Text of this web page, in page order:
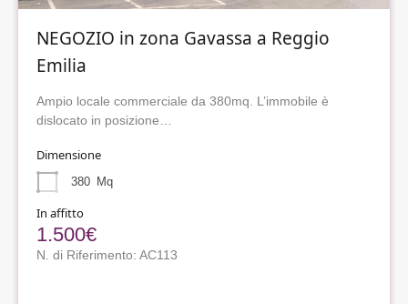
NEGOZIO in zona Gavassa a Reggio
Emilia
Ampio locale commerciale da 380mq. L’immobile è
dislocato in posizione…
Dimensione
380 Mq
In affitto
1.500€
N. di Riferimento: AC113